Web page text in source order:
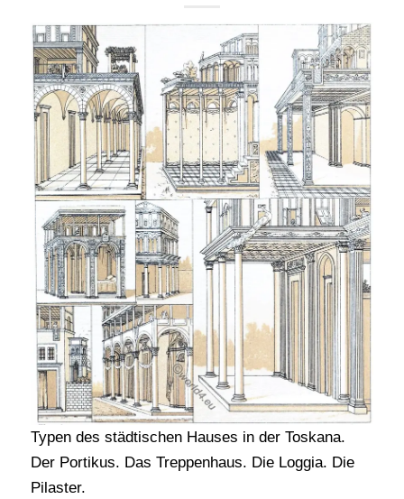
Typen des städtischen Hauses in der Toskana.
Der Portikus. Das Treppenhaus. Die Loggia. Die
Pilaster.